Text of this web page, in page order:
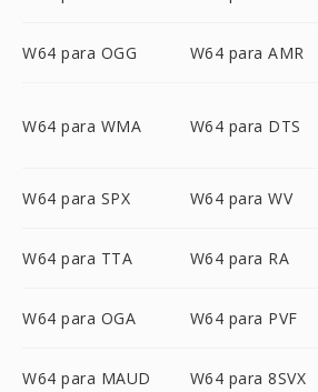
W64 para OGG W64 para AMR
W64 para WMA W64 para DTS
W64 para SPX W64 para WV
W64 para TTA W64 para RA
W64 para OGA W64 para PVF
W64 para MAUD W64 para 8SVX